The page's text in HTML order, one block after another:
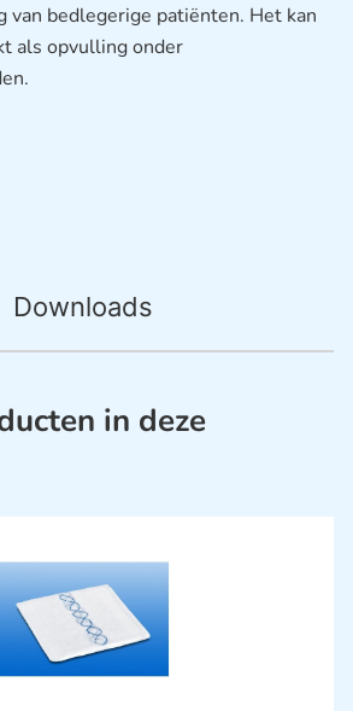
Downloads
van bedlegerige patiënten. Het kan
als opvulling onder
in deze